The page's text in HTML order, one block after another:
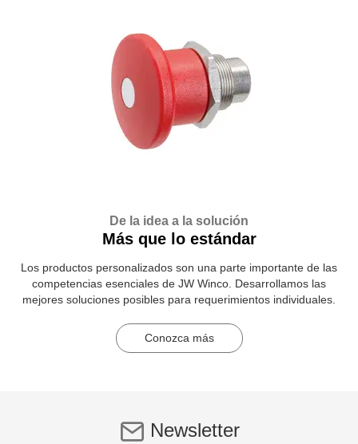
De la idea a la solución
Más que lo estándar
Los productos personalizados son una parte importante de las
competencias esenciales de JW Winco. Desarrollamos las
mejores soluciones posibles para requerimientos individuales.
Conozca más
Newsletter